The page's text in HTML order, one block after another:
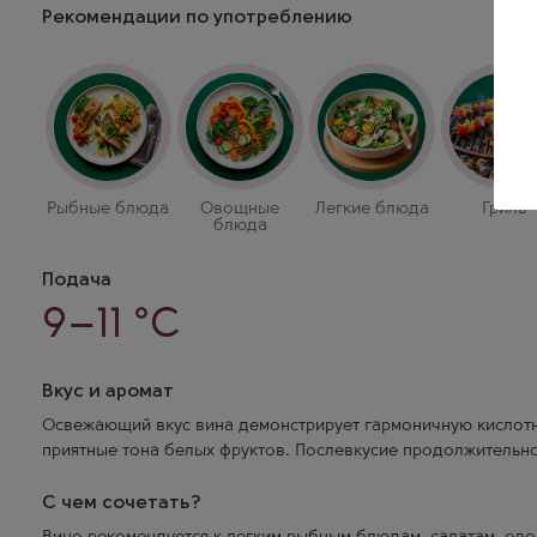
Рекомендации по употреблению
Рыбные блюда
Овощные
блюда
Легкие блюда Гриль
Подача
9–11 °C
Вкус и аромат
Освежающий вкус вина демонстрирует гармоничную
приятные тона белых фруктов. Послевкусие
С чем сочетать?